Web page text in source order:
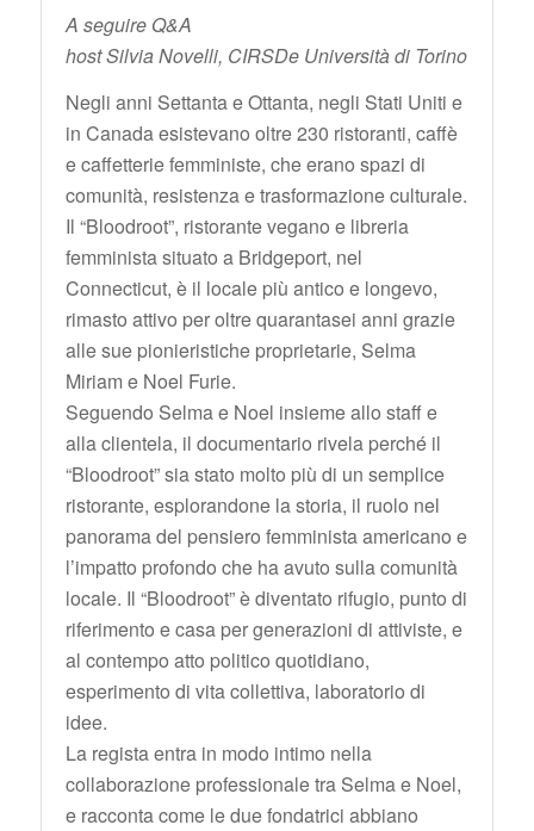
A seguire Q&A
host Silvia Novelli, CIRSDe Università di Torino
Negli anni Settanta e Ottanta, negli Stati Uniti e
in Canada esistevano oltre 230 ristoranti, caffè
e caffetterie femministe, che erano spazi di
comunità, resistenza e trasformazione culturale.
Il “Bloodroot”, ristorante vegano e libreria
femminista situato a Bridgeport, nel
Connecticut, è il locale più antico e longevo,
rimasto attivo per oltre quarantasei anni grazie
alle sue pionieristiche proprietarie, Selma
Miriam e Noel Furie.
Seguendo Selma e Noel insieme allo staff e
alla clientela, il documentario rivela perché il
“Bloodroot” sia stato molto più di un semplice
ristorante, esplorandone la storia, il ruolo nel
panorama del pensiero femminista americano e
l’impatto profondo che ha avuto sulla comunità
locale. Il “Bloodroot” è diventato rifugio, punto di
riferimento e casa per generazioni di attiviste, e
al contempo atto politico quotidiano,
esperimento di vita collettiva, laboratorio di
idee.
La regista entra in modo intimo nella
collaborazione professionale tra Selma e Noel,
e racconta come le due fondatrici abbiano